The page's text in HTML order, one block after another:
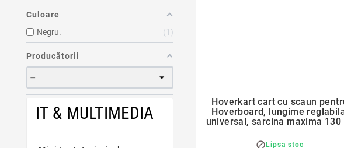
Culoare
Negru.
1
Producătorii
IT & MULTIMEDIA

Hoverkart cart cu scaun
Hoverboard, lungime
universal, sarcina maxima 130
Lipsa stoc